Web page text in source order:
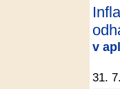
v
31.